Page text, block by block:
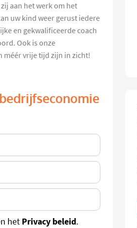
aan het werk om het
uw kind weer gerust iedere
en gekwalificeerde coach
Ook is onze
méér vrije tijd zijn in zicht!
het Privacy beleid.